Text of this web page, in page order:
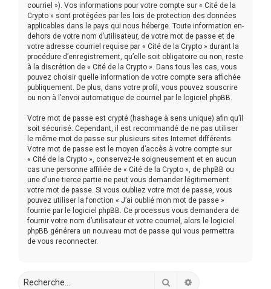
courriel »). Vos informations pour votre compte sur « Cité de la
Crypto » sont protégées par les lois de protection des données
applicables dans le pays qui nous héberge. Toute information en-
dehors de votre nom d’utilisateur, de votre mot de passe et de
votre adresse courriel requise par « Cité de la Crypto » durant la
procédure d’enregistrement, qu’elle soit obligatoire ou non, reste
à la discrétion de « Cité de la Crypto ». Dans tous les cas, vous
pouvez choisir quelle information de votre compte sera affichée
publiquement. De plus, dans votre profil, vous pouvez souscrire
ou non à l’envoi automatique de courriel par le logiciel phpBB.
Votre mot de passe est crypté (hashage à sens unique) afin qu’il
soit sécurisé. Cependant, il est recommandé de ne pas utiliser
le même mot de passe sur plusieurs sites Internet différents.
Votre mot de passe est le moyen d’accès à votre compte sur
« Cité de la Crypto », conservez-le soigneusement et en aucun
cas une personne affiliée de « Cité de la Crypto », de phpBB ou
une d’une tierce partie ne peut vous demander légitimement
votre mot de passe. Si vous oubliez votre mot de passe, vous
pouvez utiliser la fonction « J’ai oublié mon mot de passe »
fournie par le logiciel phpBB. Ce processus vous demandera de
fournir votre nom d’utilisateur et votre courriel, alors le logiciel
phpBB générera un nouveau mot de passe qui vous permettra
de vous reconnecter.
Rechercher